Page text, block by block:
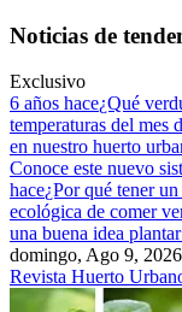
Saltar
contenido
Noticias de
Exclusivo
6 años hace¿Qué
temperaturas del mes
en nuestro huerto
Conoce este nuevo
hace¿Por qué tener
ecológica de comer
una buena idea
domingo, Ago 9, 2026
Revista Huerto